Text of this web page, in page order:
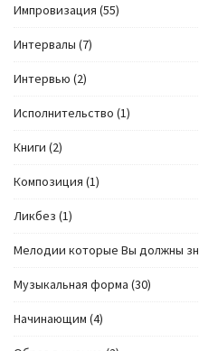
Импровизация (55)
Интервалы (7)
Интервью (2)
Исполнительство (1)
Книги (2)
Композиция (1)
Ликбез (1)
Мелодии которые Вы должны
Музыкальная форма (30)
Начинающим (4)